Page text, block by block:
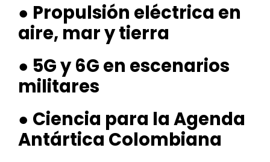
● Propulsión eléctrica en
aire, mar y tierra
● 5G y 6G en escenarios
militares
● Ciencia para la Agenda
Antártica Colombiana